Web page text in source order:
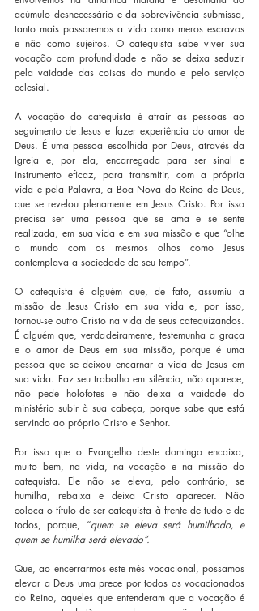
acúmulo desnecessário e da sobrevivência submissa,
tanto mais passaremos a vida como meros escravos
e não como sujeitos. O catequista sabe viver sua
vocação com profundidade e não se deixa seduzir
pela vaidade das coisas do mundo e pelo serviço
eclesial.
A vocação do catequista é atrair as pessoas ao
seguimento de Jesus e fazer experiência do amor de
Deus. É uma pessoa escolhida por Deus, através da
Igreja e, por ela, encarregada para ser sinal e
instrumento eficaz, para transmitir, com a própria
vida e pela Palavra, a Boa Nova do Reino de Deus,
que se revelou plenamente em Jesus Cristo. Por isso
precisa ser uma pessoa que se ama e se sente
realizada, em sua vida e em sua missão e que “olhe
o mundo com os mesmos olhos como Jesus
contemplava a sociedade de seu tempo”.
O catequista é alguém que, de fato, assumiu a
missão de Jesus Cristo em sua vida e, por isso,
tornou-se outro Cristo na vida de seus catequizandos.
É alguém que, verdadeiramente, testemunha a graça
e o amor de Deus em sua missão, porque é uma
pessoa que se deixou encarnar a vida de Jesus em
sua vida. Faz seu trabalho em silêncio, não aparece,
não pede holofotes e não deixa a vaidade do
ministério subir à sua cabeça, porque sabe que está
servindo ao próprio Cristo e Senhor.
Por isso que o Evangelho deste domingo encaixa,
muito bem, na vida, na vocação e na missão do
catequista. Ele não se eleva, pelo contrário, se
humilha, rebaixa e deixa Cristo aparecer. Não
coloca o título de ser catequista à frente de tudo e de
todos, porque, “quem se eleva será humilhado, e
quem se humilha será elevado”.
Que, ao encerrarmos este mês vocacional, possamos
elevar a Deus uma prece por todos os vocacionados
do Reino, aqueles que entenderam que a vocação é